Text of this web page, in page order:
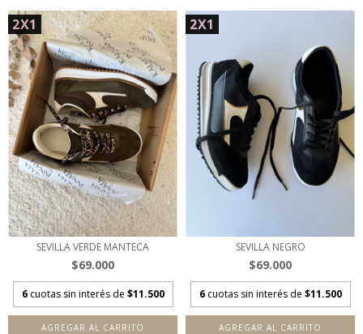
2X1
SEVILLA VERDE MANTECA
$69.000
6 cuotas sin interés de $11.500
AGREGAR AL CARRITO
2X1
SEVILLA NEGRO
$69.000
6 cuotas sin interés de $11.500
AGREGAR AL CARRITO